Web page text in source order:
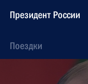
Президент России
Поездки